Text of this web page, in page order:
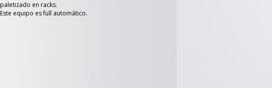
paletizado en racks.
Este equipo es full automático.